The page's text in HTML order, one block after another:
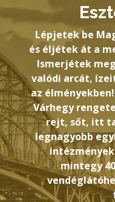
Lépjetek be
és éljétek át a
Ismerjétek
valódi arcát,
az
Várhegy
rejt, sőt, itt
legnagyobb
mintegy